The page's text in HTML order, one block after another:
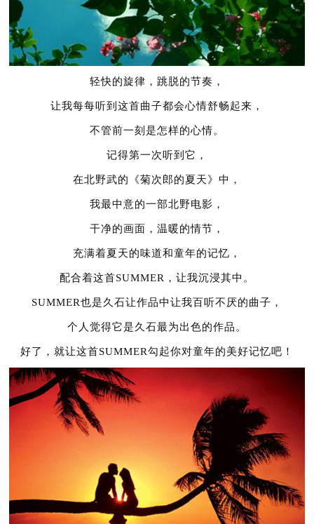
轻快的旋律，跳脱的节奏，
让我每每听到这首曲子都会心情舒畅起来，
不管前一刻是怎样的心情。
记得第一次听到它，
在北野武的《菊次郎的夏天》中，
我最中意的一部北野电影，
干净的画面，温暖的情节，
充满着夏天的味道和童年的记忆，
配合着这首SUMMER，让我沉浸其中。
SUMMER也是久石让作品中让我百听不厌的曲子，
个人觉得它是久石最为出色的作品。
好了，就让这首SUMMER勾起你对童年的美好记忆吧！